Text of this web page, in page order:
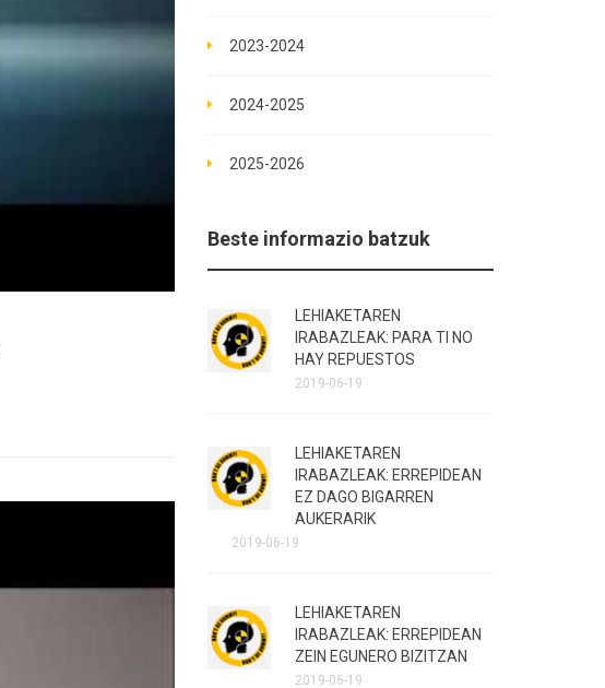
2023-2024
2024-2025
2025-2026
Beste informazio batzuk
LEHIAKETAREN
IRABAZLEAK: PARA TI NO
HAY REPUESTOS
2019-06-19
LEHIAKETAREN
IRABAZLEAK: ERREPIDEAN
EZ DAGO BIGARREN
AUKERARIK
2019-06-19
LEHIAKETAREN
IRABAZLEAK: ERREPIDEAN
ZEIN EGUNERO BIZITZAN
2019-06-19